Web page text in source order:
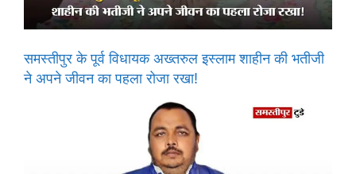
समस्तीपुर के पूर्व विधायक अख्तरुल इस्लाम शाहीन की भतीजी
ने अपने जीवन का पहला रोजा रखा!